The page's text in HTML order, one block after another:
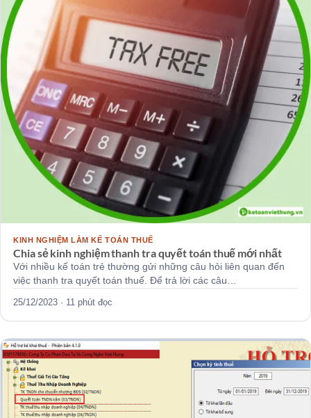
KINH NGHIỆM LÀM KẾ TOÁN THUẾ
Chia sẻ kinh nghiệm thanh tra quyết toán thuế mới nhất
Với nhiều kế toán trẻ thường gửi những câu hỏi liên quan đến
việc thanh tra quyết toán thuế. Để trả lời các câu…
25/12/2023 · 11 phút đọc